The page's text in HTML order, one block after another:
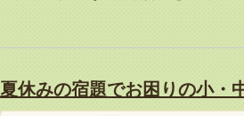
夏休みの宿題でお困りの小・